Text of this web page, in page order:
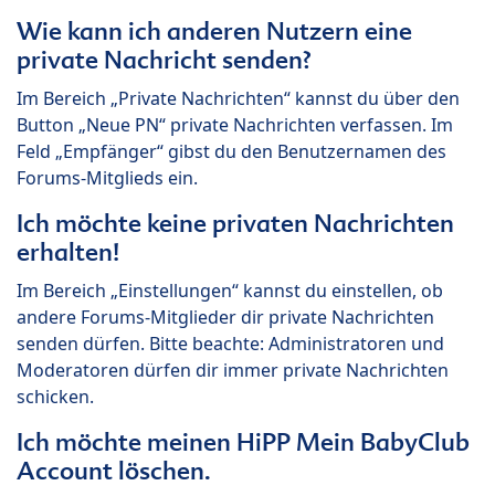
Wie kann ich anderen Nutzern eine
private Nachricht senden?
Im Bereich „Private Nachrichten“ kannst du über den
Button „Neue PN“ private Nachrichten verfassen. Im
Feld „Empfänger“ gibst du den Benutzernamen des
Forums-Mitglieds ein.
Ich möchte keine privaten Nachrichten
erhalten!
Im Bereich „Einstellungen“ kannst du einstellen, ob
andere Forums-Mitglieder dir private Nachrichten
senden dürfen. Bitte beachte: Administratoren und
Moderatoren dürfen dir immer private Nachrichten
schicken.
Ich möchte meinen HiPP Mein BabyClub
Account löschen.